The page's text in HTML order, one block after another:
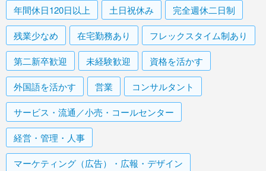
年間休日120日以上 土日祝休み 完全週休二日制
残業少なめ 在宅勤務あり フレックスタイム制あり
第二新卒歓迎 未経験歓迎 資格を活かす
外国語を活かす 営業 コンサルタント
サービス・流通／小売・コールセンター
経営・管理・人事
マーケティング（広告）・広報・デザイン